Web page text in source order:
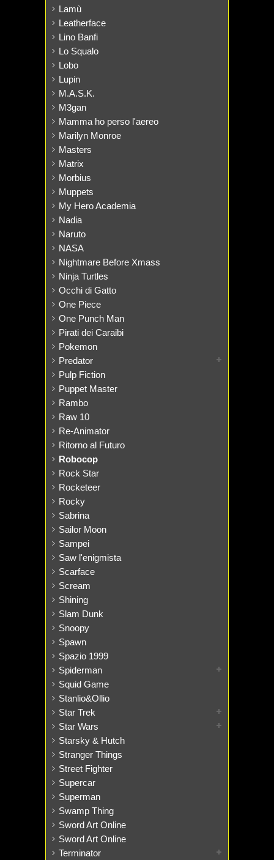
Lamù
Leatherface
Lino Banfi
Lo Squalo
Lobo
Lupin
M.A.S.K.
M3gan
Mamma ho perso l'aereo
Marilyn Monroe
Masters
Matrix
Morbius
Muppets
My Hero Academia
Nadia
Naruto
NASA
Nightmare Before Xmass
Ninja Turtles
Occhi di Gatto
One Piece
One Punch Man
Pirati dei Caraibi
Pokemon
Predator
Pulp Fiction
Puppet Master
Rambo
Raw 10
Re-Animator
Ritorno al Futuro
Robocop
Rock Star
Rocketeer
Rocky
Sabrina
Sailor Moon
Sampei
Saw l'enigmista
Scarface
Scream
Shining
Slam Dunk
Snoopy
Spawn
Spazio 1999
Spiderman
Squid Game
Stanlio&Ollio
Star Trek
Star Wars
Starsky & Hutch
Stranger Things
Street Fighter
Supercar
Superman
Swamp Thing
Sword Art Online
Sword Art Online
Terminator